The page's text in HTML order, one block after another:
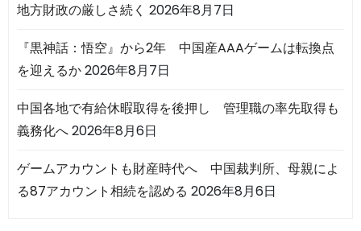
地方財政の厳しさ続く 2026年8月7日
『黒神話：悟空』から2年 中国産AAAゲームは転換点
を迎えるか2026年8月7日
中国各地で有給休暇取得を後押し 管理職の率先取得も
義務化へ2026年8月6日
ゲームアカウントも財産時代へ 中国裁判所、母親によ
る87アカウント相続を認める 2026年8月6日